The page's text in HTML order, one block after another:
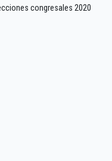
congresales 2020